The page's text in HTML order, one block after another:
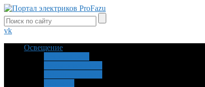
vk
Освещение